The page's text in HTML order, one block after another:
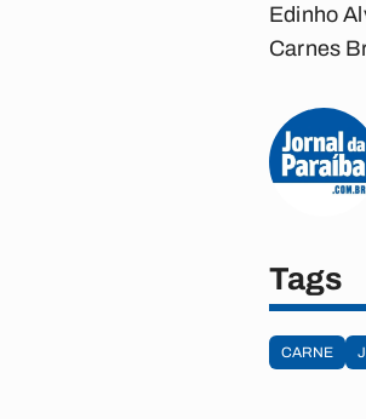
Edinho
Carnes
Tags
CARNE